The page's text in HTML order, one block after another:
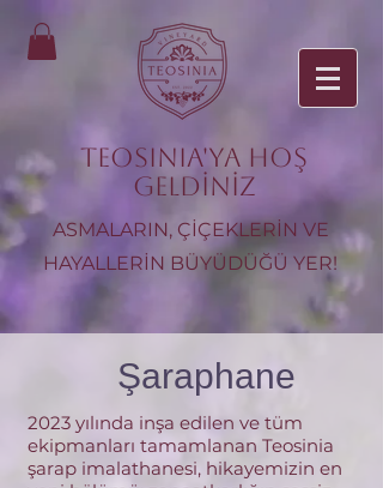
TEOSINIA'ya Hoş
Geldiniz
ASMALARIN, ÇİÇEKLERİN VE
HAYALLERİN BÜYÜDÜĞÜ YER!
Şaraphane
2023 yılında inşa edilen ve tüm
ekipmanları tamamlanan Teosinia
şarap imalathanesi, hikayemizin en